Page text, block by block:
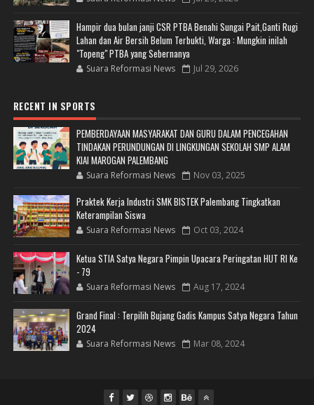
Hampir dua bulan janji CSR PTBA Benahi Sungai Pait,Ganti Rugi
Lahan dan Air Bersih Belum Terbukti, Warga : Mungkin inilah
"Topeng" PTBA yang Sebernanya
Suara Reformasi News Jul 29, 2026
RECENT IN SPORTS
PEMBERDAYAAN MASYARAKAT DAN GURU DALAM PENCEGAHAN
TINDAKAN PERUNDUNGAN DI LINGKUNGAN SEKOLAH SMP ALAM
KIAI MAROGAN PALEMBANG
Suara Reformasi News Nov 03, 2025
Praktek Kerja Industri SMK BISTEK Palembang Tingkatkan
Keterampilan Siswa
Suara Reformasi News Oct 03, 2024
Ketua STIA Satya Negara Pimpin Upacara Peringatan HUT RI Ke
- 79
Suara Reformasi News Aug 17, 2024
Grand Final : Terpilih Bujang Gadis Kampus Satya Negara Tahun
2024
Suara Reformasi News Mar 08, 2024